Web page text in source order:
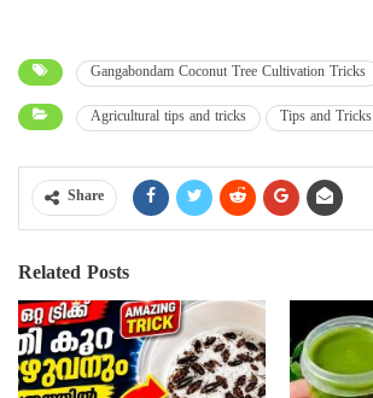
Gangabondam Coconut Tree Cultivation Tricks
Agricultural tips and tricks Tips and Tricks
Share
Related Posts